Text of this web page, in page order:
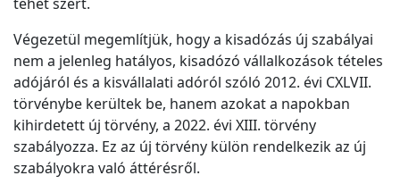
Végezetül megemlítjük, hogy a kisadózás új szabályai
nem a jelenleg hatályos, kisadózó vállalkozások tételes
adójáról és a kisvállalati adóról szóló 2012. évi CXLVII.
törvénybe kerültek be, hanem azokat a napokban
kihirdetett új törvény, a 2022. évi XIII. törvény
szabályozza. Ez az új törvény külön rendelkezik az új
szabályokra való áttérésről.